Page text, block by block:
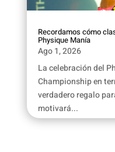
Recordamos cómo
Physique Manía
Ago 1, 2026
La celebración del
Championship en
verdadero regalo
motivará...